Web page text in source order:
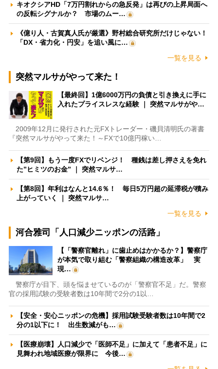
キオクシアHD「7万円割れからの急反発」は再びの上昇局面へ
の反転シグナルか？ 市場のムー…
《億り人・古賀真人氏が厳選》野村総合研究所だけじゃない！
「DX・省力化・円安」を追い風に…
一覧を見る
突然マルサがやって来た！
【最終回】1億6000万円の負債と引き換えに手に
入れたプライスレスな経験 ｜ 突然マルサがや…
2009年12月に発行された元FXトレーダー・磯貝清明氏の著書
『突然マルサがやって来た！～FXで10億円稼い…
【第9回】もう一度FXでリベンジ！ 種銭は差し押さえを免れ
た”ヒミツのお金” ｜ 突然マルサ…
【第8回】年利はなんと14.6％！ 毎日5万円超の延滞税が積み
上がっていく ｜ 突然マルサ…
一覧を見る
河合雅司「人口減少ニッポンの活路」
【「警察官離れ」に歯止めはかかるか？】警察庁
が本気で取り組む「警察組織の構造改革」 実
現…
警察庁が目下、頭を悩ませているのが「警察官不足」だ。警察
官の採用試験の受験者数は10年間で2分の1以…
【安全・安心ニッポンの危機】採用試験受験者数は10年間で2
分の1以下に！ 出生数減がも…
【医療崩壊】人口減少で「医師不足」に加えて「患者不足」に
見舞われ地域医療が限界に 今後…